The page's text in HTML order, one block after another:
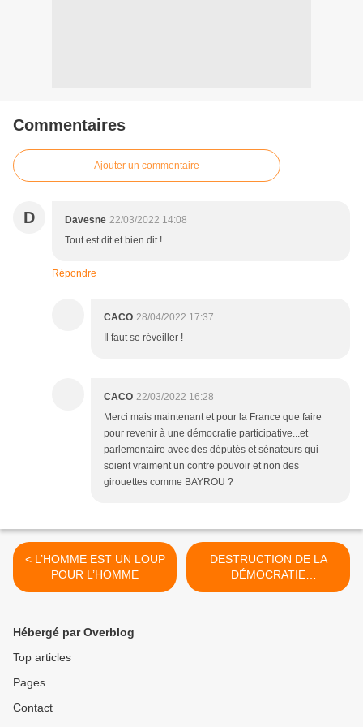
Commentaires
Ajouter un commentaire
D Davesne 22/03/2022 14:08
Tout est dit et bien dit !
Répondre
CACO 28/04/2022 17:37
Il faut se réveiller !
CACO 22/03/2022 16:28
Merci mais maintenant et pour la France que faire
pour revenir à une démocratie participative...et
parlementaire avec des députés et sénateurs qui
soient vraiment un contre pouvoir et non des
girouettes comme BAYROU ?
< L’HOMME EST UN LOUP
POUR L’HOMME
DESTRUCTION DE LA
DÉMOCRATIE
UKRAINIENNE >
Hébergé par Overblog
Top articles
Pages
Contact